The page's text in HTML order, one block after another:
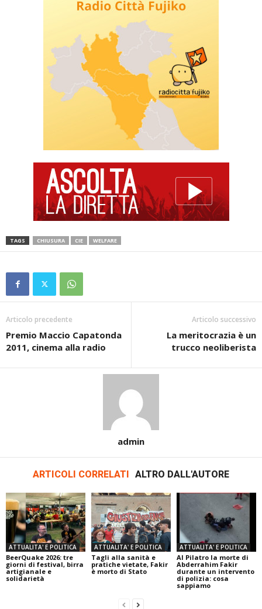
TAGS CHIUSURA CIE WELFARE
Articolo precedente
Premio Maccio Capatonda
2011, cinema alla radio
Articolo successivo
La meritocrazia è un
trucco neoliberista
admin
ARTICOLI CORRELATI ALTRO DALL'AUTORE
ATTUALITA' E POLITICA
BeerQuake 2026: tre
giorni di festival, birra
artigianale e
solidarietà
ATTUALITA' E POLITICA
Tagli alla sanità e
pratiche vietate, Fakir
è morto di Stato
ATTUALITA' E POLITICA
Al Pilatro la morte di
Abderrahim Fakir
durante un intervento
di polizia: cosa
sappiamo